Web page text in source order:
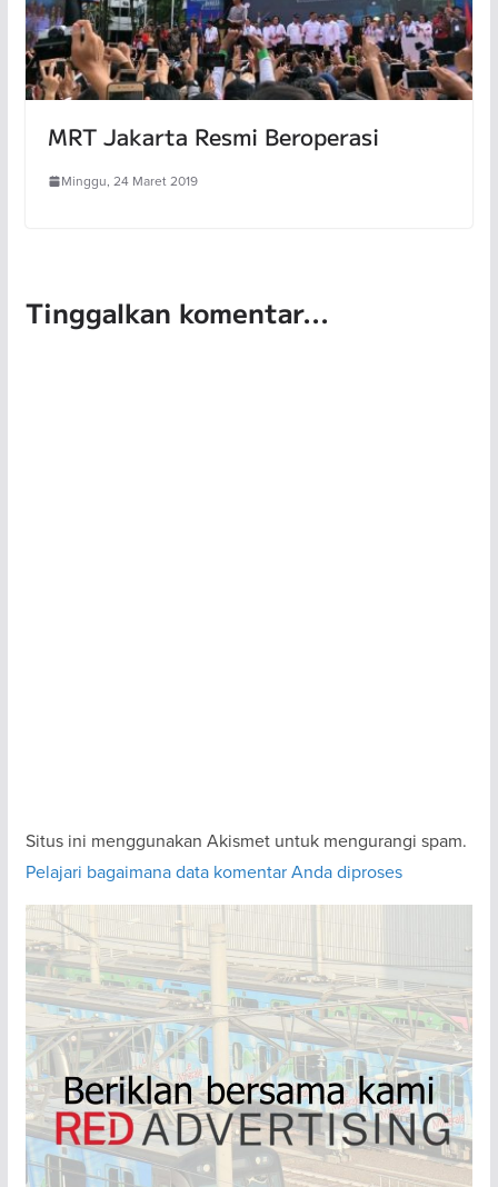
MRT Jakarta Resmi Beroperasi
Minggu, 24 Maret 2019
Tinggalkan komentar...
Situs ini menggunakan Akismet untuk mengurangi spam.
Pelajari bagaimana data komentar Anda diproses